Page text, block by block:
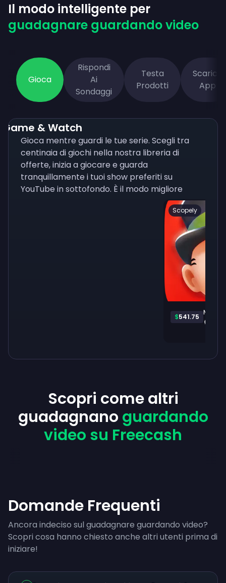
Il modo intelligente per
guadagnare guardando video
Gioca
Rispondi
Ai
Sondaggi
Testa
Prodotti
Scarica
App
Game & Watch
Gioca mentre guardi le tue serie. Scegli tra
centinaia di giochi nella nostra libreria di
offerte, inizia a giocare e guarda
tranquillamente i tuoi show preferiti su
YouTube in sottofondo. È il modo migliore
Scopely
$541.75
Scopri come altri
guadagnano guardando
video su Freecash
Domande Frequenti
Ancora indeciso sul guadagnare guardando video?
Scopri cosa hanno chiesto anche altri utenti prima di
iniziare!